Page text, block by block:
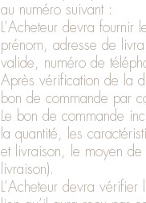
au numéro suivant :
L’Acheteur devra
prénom, adresse de
valide, numéro de
Après vérification de la
bon de commande par
Le bon de commande
la quantité, les
et livraison, le moyen
livraison).
L’Acheteur devra